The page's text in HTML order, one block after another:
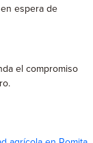
espera de
el compromiso